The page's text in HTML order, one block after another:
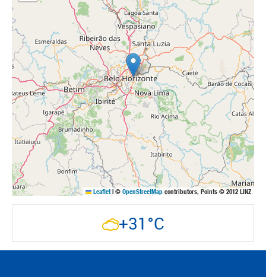
Leaflet | ©OpenStreetMap contributors, Points © 2012 LINZ
+31°C